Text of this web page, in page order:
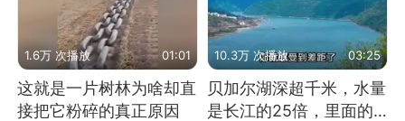
1.6万 次播放 01:01
这就是一片树林为啥却直
接把它粉碎的真正原因
10.3万 次播放 03:25
贝加尔湖深超千米，水量
是长江的25倍，里面的